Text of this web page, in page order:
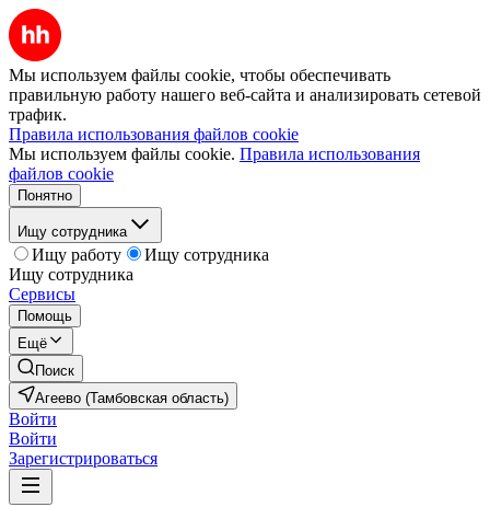
Мы используем файлы cookie, чтобы обеспечивать
правильную работу нашего веб-сайта и анализировать сетевой
трафик.
Правила использования файлов cookie
Мы используем файлы cookie. Правила использования
файлов cookie
Понятно
Ищу сотрудника
Ищу работу
Ищу сотрудника
Ищу сотрудника
Сервисы
Помощь
Ещё
Поиск
Агеево (Тамбовская область)
Войти
Войти
Зарегистрироваться